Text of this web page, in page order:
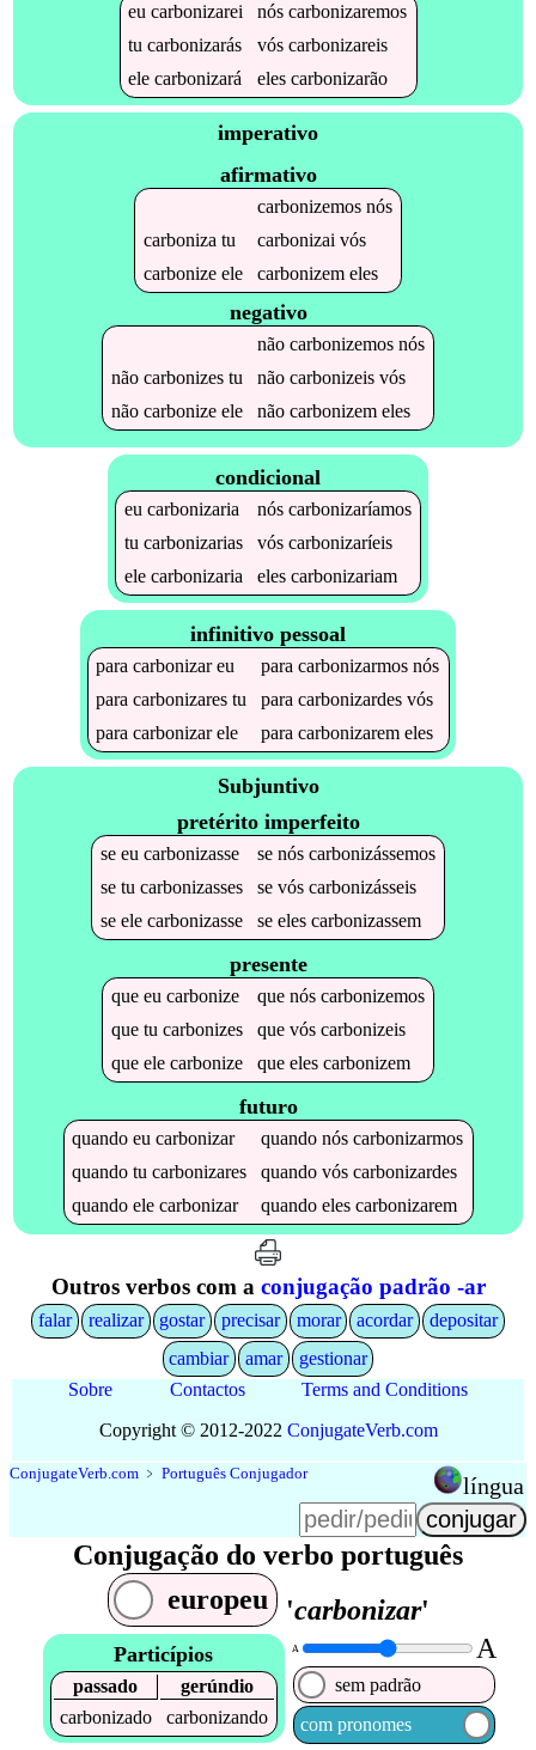
eucarbonizarei nóscarbonizaremos
tucarbonizarás vóscarbonizareis
elecarbonizará elescarbonizarão
imperativo
afirmativo
carbonizemosnós
carboniza tu carbonizai vós
carbonizeele carbonizemeles
negativo
não carbonizemosnós
não carbonizestu não carbonizeisvós
não carbonizeele não carbonizemeles
condicional
eu carbonizaria nós carbonizaríamos
tu carbonizarias vós carbonizaríeis
ele carbonizaria eles carbonizariam
infinitivo pessoal
paracarbonizareu paracarbonizarmos nós
paracarbonizares tu paracarbonizardes vós
paracarbonizarele paracarbonizarem eles
Subjuntivo
pretérito imperfeito
se eu carbonizasse se nós carbonizássemos
se tu carbonizasses se vós carbonizásseis
se ele carbonizasse se eles carbonizassem
presente
que eu carbonize que nós carbonizemos
que tu carbonizes que vós carbonizeis
que ele carbonize que eles carbonizem
futuro
quandoeucarbonizar quandonóscarbonizarmos
quandotucarbonizares quandovóscarbonizardes
quandoelecarbonizar quandoelescarbonizarem
Outros verbos com a conjugação padrão -ar
falar realizar gostar precisar morar acordar
depositar
cambiar
amar
gestionar
Sobre
Contactos
Terms and Conditions
Copyright © 2012-2022 ConjugateVerb.com
ConjugateVerb com ﹥ Português Conjugador língua
Conjugação do verbo português
europeu
'carbonizar'
Particípios
passado
gerúndio
carbonizado
carbonizando
A A
sem padrão
com pronomes